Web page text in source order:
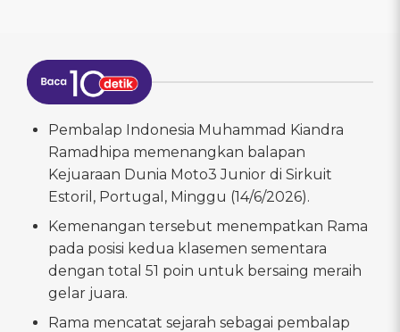
Pembalap Indonesia Muhammad Kiandra
Ramadhipa memenangkan balapan
Kejuaraan Dunia Moto3 Junior di Sirkuit
Estoril, Portugal, Minggu (14/6/2026).
Kemenangan tersebut menempatkan Rama
pada posisi kedua klasemen sementara
dengan total 51 poin untuk bersaing meraih
gelar juara.
Rama mencatat sejarah sebagai pembalap